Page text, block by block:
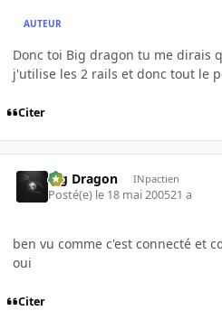
AUTEUR
Donc toi Big dragon tu me dirais
j'utilise les 2 rails et donc tout le
Citer
Big Dragon INpactien
Posté(e) le 18 mai 200521 a
ben vu comme c'est connecté et
oui
Citer